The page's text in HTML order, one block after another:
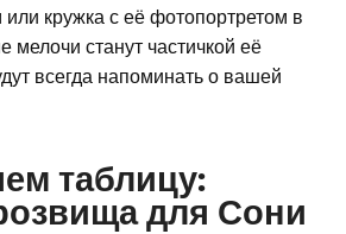
кружка с её фотопортретом в
мелочи станут частичкой её
всегда напоминать о вашей
таблицу:
для Сони